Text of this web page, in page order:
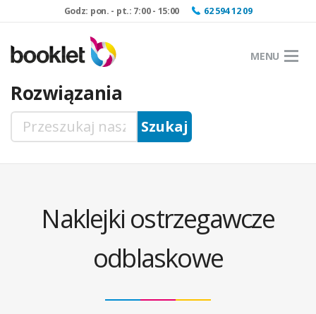
Godz: pon. - pt.: 7:00 - 15:00 62 594 12 09
MENU
Rozwiązania
Naklejki ostrzegawcze
odblaskowe